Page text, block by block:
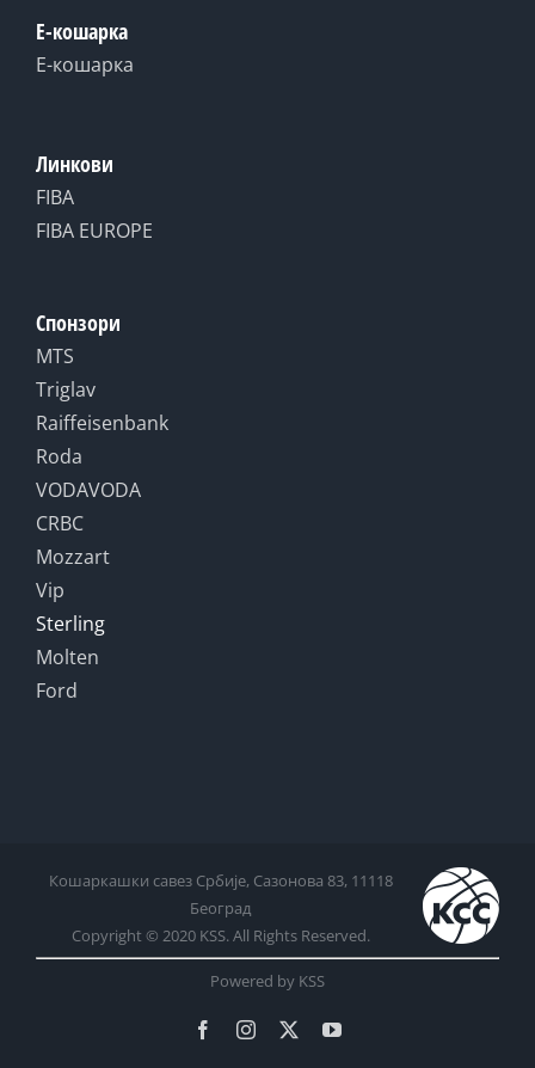
Е-кошарка
Е-кошарка
Линкови
FIBA
FIBA EUROPE
Спонзори
MTS
Triglav
Raiffeisenbank
Roda
VODAVODA
CRBC
Mozzart
Vip
Sterling
Molten
Ford
Кошаркашки савез Србије, Сазонова 83, 11118
Београд
Copyright © 2020 KSS. All Rights Reserved.
Powered by KSS
FacebookInstagram YouTube